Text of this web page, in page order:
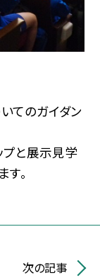
てのガイダン
プと展示見学
。
次の記事